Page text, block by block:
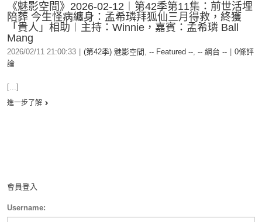
《魅影空間》2026-02-12︱第42季第11集：前世活埋
陪葬 今生怪病纏身：孟希璘拜狐仙三月得救，終獲
「貴人」相助︱主持：Winnie，嘉賓：孟希璘 Ball
Mang
2026/02/11 21:00:33 (第42季) 魅影空間 , -- Featured --, -- 網台 --
0條評
論
[...]
進一步了解
會員登入
Username: